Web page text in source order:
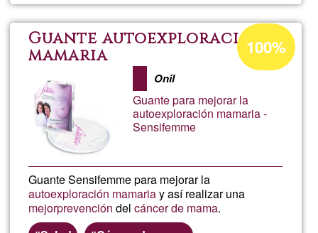
Guante autoexploración
mamaria
Onil
Guante para mejorar la
autoexploración mamaria -
Sensifemme
Guante Sensifemme para mejorar la
autoexploración mamariay así realizar una
mejorprevención delcáncer de mama.
Acceptance
percentage
Ğ1
100%